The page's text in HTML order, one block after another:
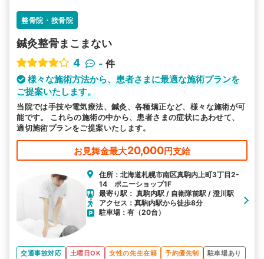
整骨院・接骨院
鍼灸整骨まこまない
4
- 件
様々な施術方法から、患者さまに最適な施術プランを
ご提案いたします。
当院では手技や電気療法、鍼灸、各種矯正など、様々な施術が可
能です。 これらの施術の中から、患者さまの症状にあわせて、
適切施術プランをご提案いたします。
お見舞金最大20,000円支給
住所：北海道札幌市南区真駒内上町3丁目2-
14 ポニーショップ1F
最寄り駅： 真駒内駅 / 自衛隊前駅 / 澄川駅
アクセス：真駒内駅から徒歩8分
駐車場：有（20台）
交通事故対応 土曜日OK 女性の先生在籍 予約優先制
駐車場あり